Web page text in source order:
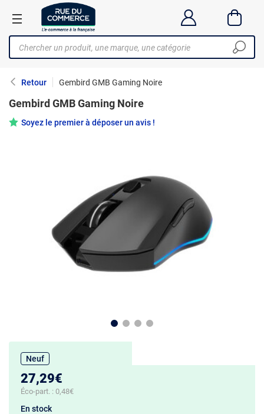
Retour Gembird GMB Gaming Noire
Gembird GMB Gaming Noire
Soyez le premier à déposer un avis !
Neuf
27,29€
Éco-part. : 0,48€
En stock